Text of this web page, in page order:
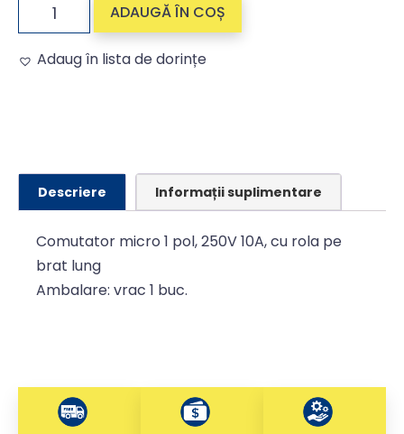
ADAUGĂ ÎN COȘ
Adaug în lista de dorințe
Descriere Informații suplimentare
Comutator micro 1 pol, 250V 10A, cu rola pe
brat lung
Ambalare: vrac 1 buc.